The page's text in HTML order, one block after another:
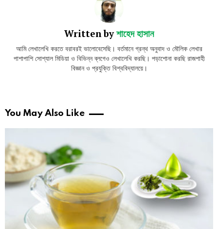
Written byশাহেদ হাসান
আমি লেখালেখি করতে বরাবরই ভালোবেসেছি। বর্তমানে গ্রন্থ অনুবাদ ও মৌলিক লেখার
পাশাপাশি সোশ্যাল মিডিয়া ও বিভিন্ন ব্লগেও লেখালেখি করছি। পড়াশোনা করছি রাজশাহী
বিজ্ঞান ও প্রযুক্তি বিশ্ববিদ্যালয়ে।
You May Also Like